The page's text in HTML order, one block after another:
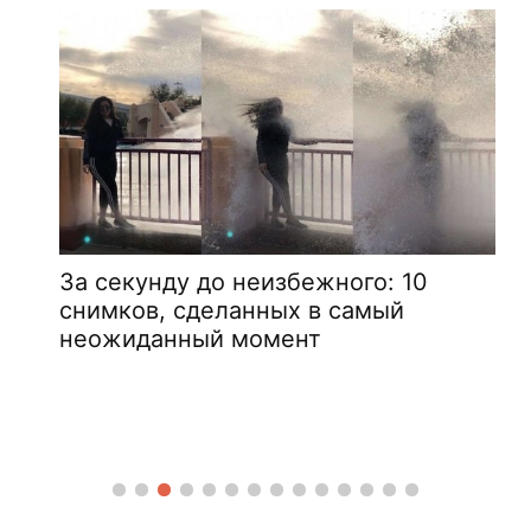
За секунду до неизбежного: 10
снимков, сделанных в самый
неожиданный момент